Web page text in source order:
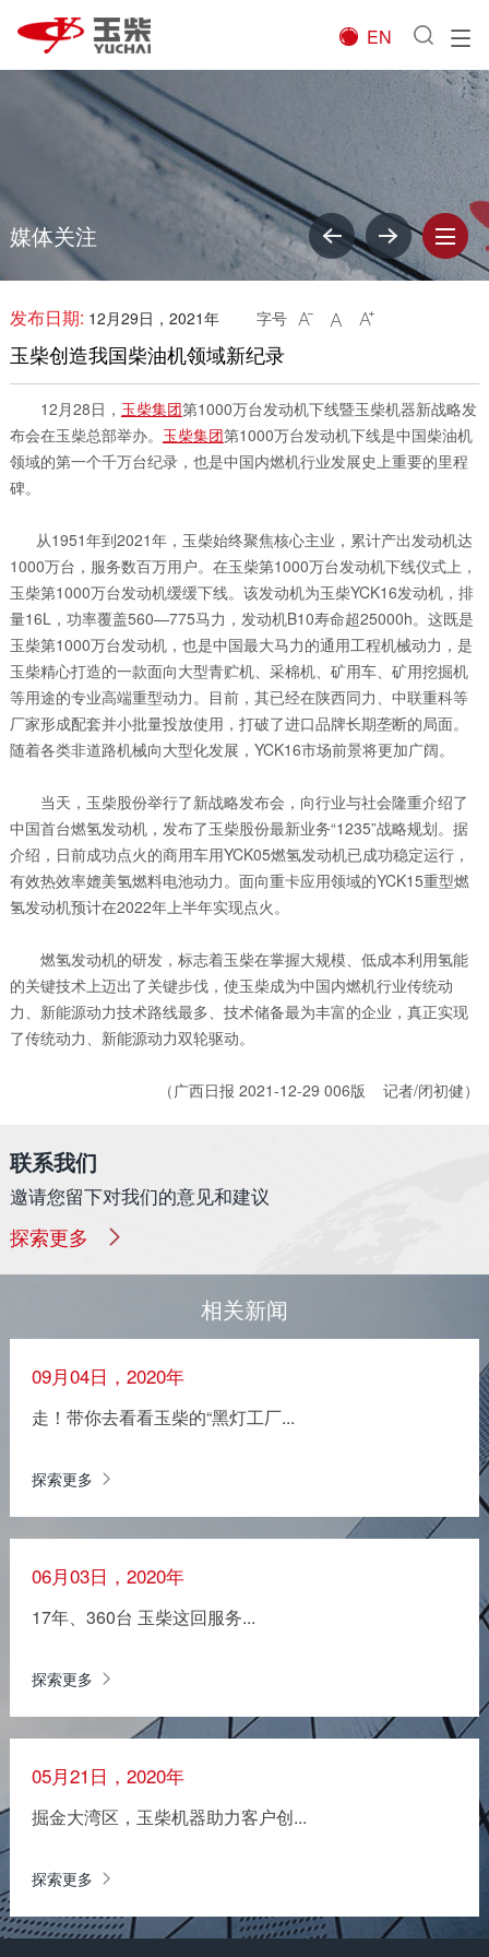

EN
媒体关注
发布日期: 12月29日，2021年 字号   
玉柴创造我国柴油机领域新纪录
12月28日， 玉柴集团第1000万台发动机下线暨玉柴机器新战略发
布会在玉柴总部举办。 玉柴集团第1000万台发动机下线是中国柴油机
领域的第一个千万台纪录，也是中国内燃机行业发展史上重要的里程
碑。
从1951年到2021年，玉柴始终聚焦核心主业，累计产出发动机达
1000万台，服务数百万用户。在玉柴第1000万台发动机下线仪式上，
玉柴第1000万台发动机缓缓下线。该发动机为玉柴YCK16发动机，排
量16L，功率覆盖560—775马力，发动机B10寿命超25000h。这既是
玉柴第1000万台发动机，也是中国最大马力的通用工程机械动力，是
玉柴精心打造的一款面向大型青贮机、采棉机、矿用车、矿用挖掘机
等用途的专业高端重型动力。目前，其已经在陕西同力、中联重科等
厂家形成配套并小批量投放使用，打破了进口品牌长期垄断的局面。
随着各类非道路机械向大型化发展，YCK16市场前景将更加广阔。
当天，玉柴股份举行了新战略发布会，向行业与社会隆重介绍了
中国首台燃氢发动机，发布了玉柴股份最新业务“1235”战略规划。据
介绍，日前成功点火的商用车用YCK05燃氢发动机已成功稳定运行，
有效热效率媲美氢燃料电池动力。面向重卡应用领域的YCK15重型燃
氢发动机预计在2022年上半年实现点火。
燃氢发动机的研发，标志着玉柴在掌握大规模、低成本利用氢能
的关键技术上迈出了关键步伐，使玉柴成为中国内燃机行业传统动
力、新能源动力技术路线最多、技术储备最为丰富的企业，真正实现
了传统动力、新能源动力双轮驱动。
（广西日报 2021-12-29 006版 记者/闭初健）
联系我们
邀请您留下对我们的意见和建议
探索更多
相关新闻
09月04日，2020年
走！带你去看看玉柴的“黑灯工厂...
探索更多
06月03日，2020年
17年、360台 玉柴这回服务...
探索更多
05月21日，2020年
掘金大湾区，玉柴机器助力客户创...
探索更多